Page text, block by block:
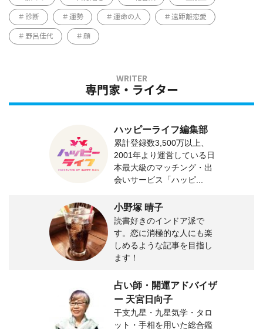
診断 運勢 運命の人 遠距離恋愛
野呂佳代 顔
専門家・ライター
ハッピーライフ編集部
累計登録数3,500万以上、
2001年より運営している日
本最大級のマッチング・出
会いサービス「ハッピ...
小野塚 晴子
読書好きのインドア派で
す。恋に消極的な人にも楽
しめるような記事を目指し
ます！
占い師・開運アドバイザ
ー 天宮日向子
干支九星・九星気学・タロ
ット・手相を用いた総合鑑